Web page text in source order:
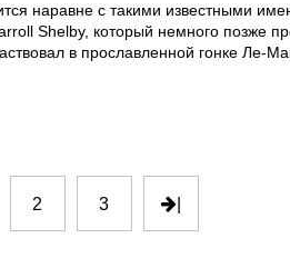
наравне с такими известными
Shelby, который немного позже
в прославленной гонке Ле-
2 3